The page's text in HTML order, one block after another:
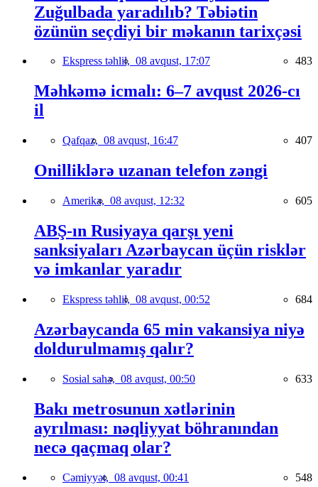
Zuğulbada yaradılıb? Təbiətin
özünün seçdiyi bir məkanın tarixçəsi
Ekspress təhlil, 08 avqust, 17:07 483
Məhkəmə icmalı: 6–7 avqust 2026-cı
il
Qafqaz, 08 avqust, 16:47 407
Onilliklərə uzanan telefon zəngi
Amerika, 08 avqust, 12:32 605
ABŞ-ın Rusiyaya qarşı yeni
sanksiyaları Azərbaycan üçün risklər
və imkanlar yaradır
Ekspress təhlil, 08 avqust, 00:52 684
Azərbaycanda 65 min vakansiya niyə
doldurulmamış qalır?
Sosial sahə, 08 avqust, 00:50 633
Bakı metrosunun xətlərinin
ayrılması: nəqliyyat böhranından
necə qaçmaq olar?
Cəmiyyət, 08 avqust, 00:41 548